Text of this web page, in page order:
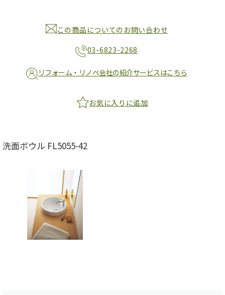
この商品についてのお問い合わせ
03-6823-2268
リフォーム・リノベ会社の紹介サービスはこちら
お気に入りに追加
洗面ボウル FL5055-42